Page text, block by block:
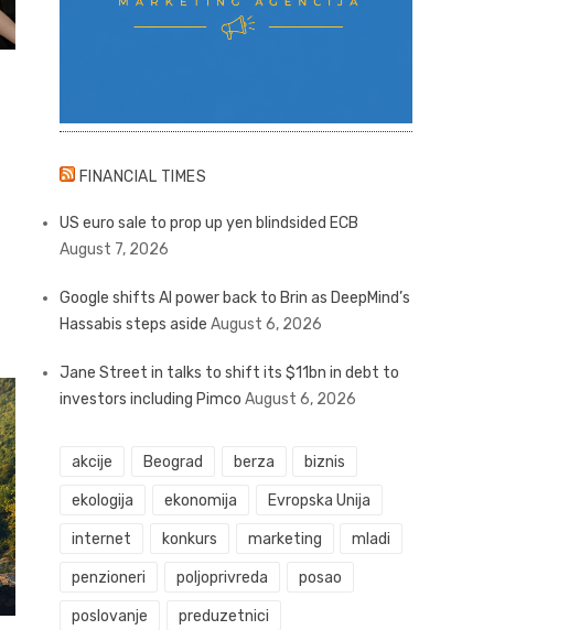
FINANCIAL TIMES
US euro sale to prop up yen blindsided ECB
August 7, 2026
Google shifts AI power back to Brin as DeepMind’s
Hassabis steps aside August 6, 2026
Jane Street in talks to shift its $11bn in debt to
investors including Pimco August 6, 2026
akcije Beograd berza biznis
ekologija ekonomija Evropska Unija
internet konkurs marketing mladi
penzioneri poljoprivreda posao
poslovanje preduzetnici